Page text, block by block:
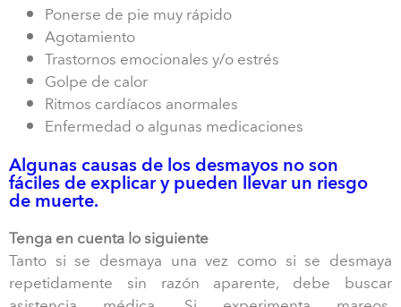
Ponerse de pie muy rápido
Agotamiento
Trastornos emocionales y/o estrés
Golpe de calor
Ritmos cardíacos anormales
Enfermedad o algunas medicaciones
Algunas causas de los desmayos no son
fáciles de explicar y pueden llevar un riesgo
de muerte.
Tenga en cuenta lo siguiente
Tanto si se desmaya una vez como si se desmaya
repetidamente sin razón aparente, debe buscar